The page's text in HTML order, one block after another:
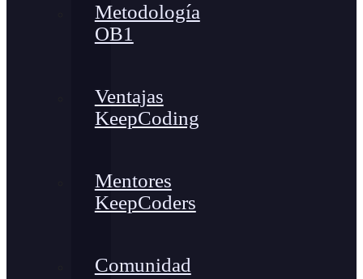
Metodología
OB1
Ventajas
KeepCoding
Mentores
KeepCoders
Comunidad